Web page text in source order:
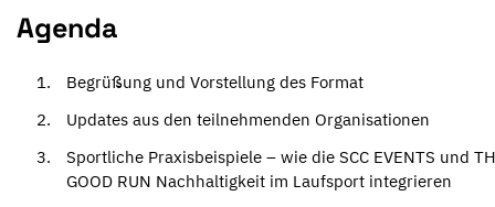
Agenda
Begrüßung und Vorstellung des Format
Updates aus den teilnehmenden Organisationen
Sportliche Praxisbeispiele – wie die SCC EVENTS und
GOOD RUN Nachhaltigkeit im Laufsport integrieren